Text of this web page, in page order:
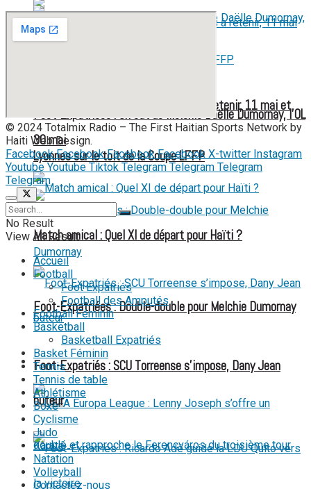
Foot-Expatriées : Un but de Melchie Daëlle Dumornay, l’OL
Lyonnes sur le toit de la Coupe LFFP
Foot-Expatriées : Double-double pour Melchie Dumornay
FOOT EXPATRIÉS
Coupe du Monde 2026 : Deux dates à retenir, 11 mai et
30 mai
Match amical : Quel XI de départ pour Haïti ?
Foot-Expatriés : SCU Torreense s’impose, Dany Jean
buteur
© 2024 Totalmix Radio – The First Haitian Sports Network by
Haiti Web Design.
Facebook Facebook Facebook Facebook X-twitter Instagram
Youtube Youtube Tiktok Telegram Telegram Telegram
Telegram
No Result
View All Result
Accueil
Football
Foot Expatriés
Football des Amputés
Football Féminin
Basketball
Basketball Expatriés
Basket Féminin
Tennis
Tennis de table
Athlétisme
Boxe
Cyclisme
Judo
Karaté
Natation
Volleyball
Contactez-nous